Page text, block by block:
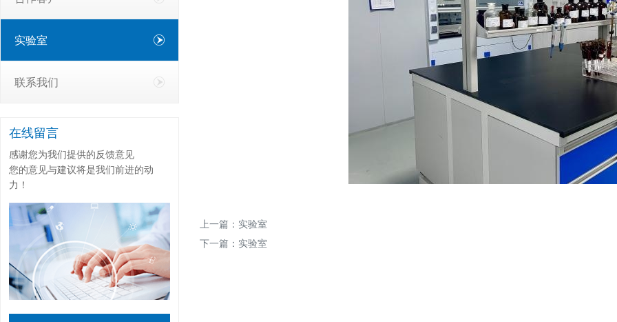
实验室
联系我们
在线留言
感谢您为我们提供的反馈意见
您的意见与建议将是我们前进的动
力！
上一篇： 实验室
下一篇： 实验室